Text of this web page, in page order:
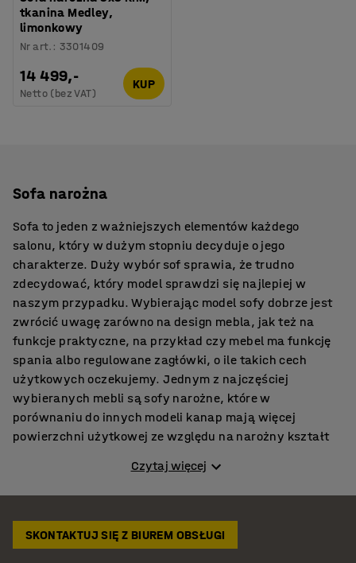
tkanina Medley,
limonkowy
Nr art. : 3301409
14 499,-
Netto (bez VAT)
KUP
Sofa narożna
Sofa to jeden z ważniejszych elementów każdego
salonu, który w dużym stopniu decyduje o jego
charakterze. Duży wybór sof sprawia, że trudno
zdecydować, który model sprawdzi się najlepiej w
naszym przypadku. Wybierając model sofy dobrze jest
zwrócić uwagę zarówno na design mebla, jak też na
funkcje praktyczne, na przykład czy mebel ma funkcję
spania albo regulowane zagłówki, o ile takich cech
użytkowych oczekujemy. Jednym z najczęściej
wybieranych mebli są sofy narożne, które w
porównaniu do innych modeli kanap mają więcej
powierzchni użytkowej ze względu na narożny kształt
prawie każdego pomieszczenia, nawet jeśli nie jest zbyt
duże. Sofa narożna sprawdzi się także w przestrzeniach
przestrzeni wypoczynkowych w firmach stanowią
niezbędny element wyposażenia. Dzięki szerokiej gamie
Czytaj więcej
SKONTAKTUJ SIĘ Z BIUREM OBSŁUGI